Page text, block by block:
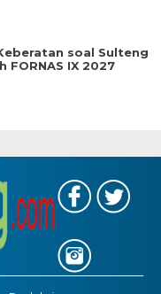
soal Sulteng
FORNAS IX 2027